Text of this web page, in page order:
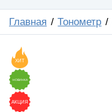
Главная Тонометр
ХИТ
НОВИНКА
АКЦИЯ